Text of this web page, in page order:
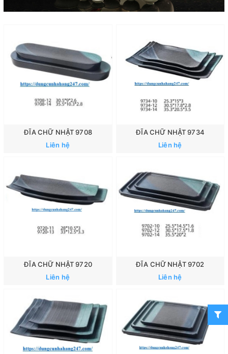
ĐĨA CHỮ NHẬT 9708
Liên hệ
ĐĨA CHỮ NHẬT 9734
Liên hệ
ĐĨA CHỮ NHẬT 9720
Liên hệ
ĐĨA CHỮ NHẬT 9702
Liên hệ